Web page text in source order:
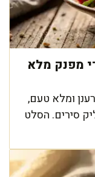
מפנק מלא
ומלא טעם,
סירים. הסלט